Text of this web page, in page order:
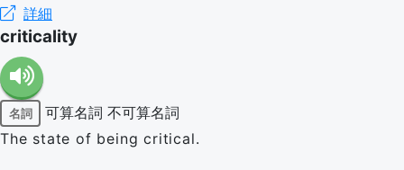
詳細
criticality
名詞 可算名詞 不可算名詞
The state of being critical.